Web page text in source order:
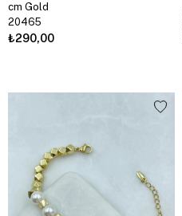
cm Gold
20465
₺290,00